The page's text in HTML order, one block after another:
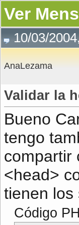
Ver
10/03/
AnaLezama
Validar la
Bueno
tengo
compartir
<head>
tienen los
Código